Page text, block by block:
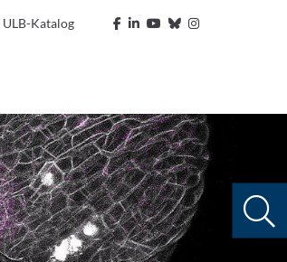
ULB-Katalog